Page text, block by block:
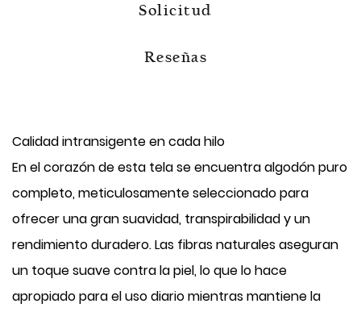
Solicitud
Reseñas
Calidad intransigente en cada hilo
En el corazón de esta tela se encuentra algodón puro
completo, meticulosamente seleccionado para
ofrecer una gran suavidad, transpirabilidad y un
rendimiento duradero. Las fibras naturales aseguran
un toque suave contra la piel, lo que lo hace
apropiado para el uso diario mientras mantiene la